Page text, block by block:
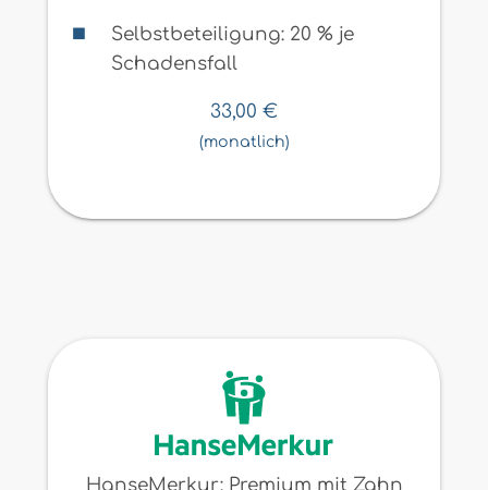
Selbstbeteiligung: 20 % je
Schadensfall
33,00 €
(monatlich)
HanseMerkur: Premium mit Zahn